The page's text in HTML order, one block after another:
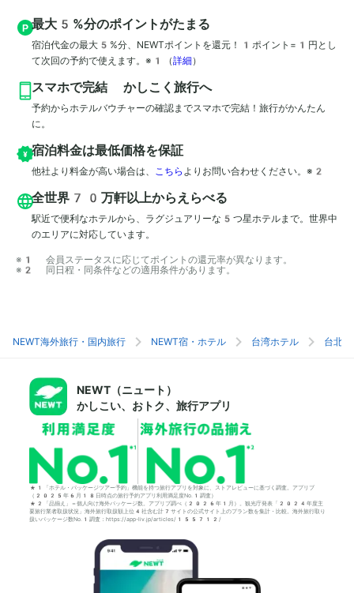
最大5%分のポイントがたまる
宿泊代金の最大5%分、NEWTポイントを還元！1ポイント=1円とし
て次回の予約で使えます。※1
（詳細 ）
スマホで完結 かしこく旅行へ
予約からホテルバウチャーの確認までスマホで完結！旅行がかんたん
に。
宿泊料金は最低価格を保証
他社より料金が高い場合は、 こちら よりお問い合わせください。※2
全世界70万軒以上からえらべる
駅近で便利なホテルから、ラグジュアリーな5つ星ホテルまで。世界中
のエリアに対応しています。
※1 会員ステータスに応じてポイントの還元率が異なります。
※2 同日程・同条件などの適用条件があります。
NEWT海外旅行・国内旅行 NEWT宿・ホテル 台湾ホテル 台北
NEWT（ニュート）
かしこい、おトク、旅行アプリ
*1「ホテル・パッケージツアー予約」機能を持つ旅行アプリを対象に、ストアレビューに基づく調査。アプリブ
（2025年6月18日時点の旅行予約アプリ利用満足度No.1調査）
*2「品揃え」＝個人向け海外パッケージ数。アプリブ調べ（2026年1月）。観光庁発表「2024年度主
要旅行業者取扱状況」海外旅行取扱額上位4社含む計7サイトの公式サイト上のプラン数を集計・比較。海外旅行取り
扱いパッケージ数No.1調査：https://app-liv.jp/articles/155712/